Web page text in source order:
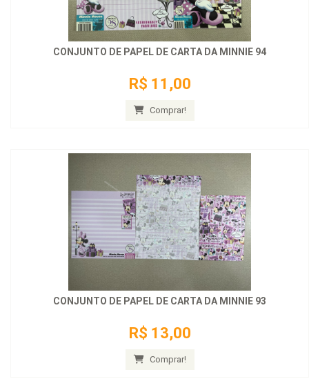
CONJUNTO DE PAPEL DE CARTA DA MINNIE 94
R$ 11,00
Comprar!
CONJUNTO DE PAPEL DE CARTA DA MINNIE 93
R$ 13,00
Comprar!